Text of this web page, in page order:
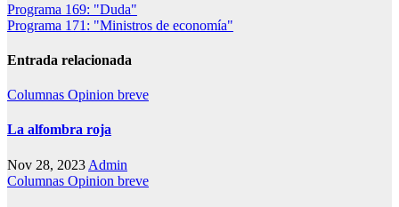
Programa 169: "Duda"
Programa 171: "Ministros de economía"
Entrada relacionada
Columnas Opinion breve
La alfombra roja
Nov 28, 2023 Admin
Columnas Opinion breve